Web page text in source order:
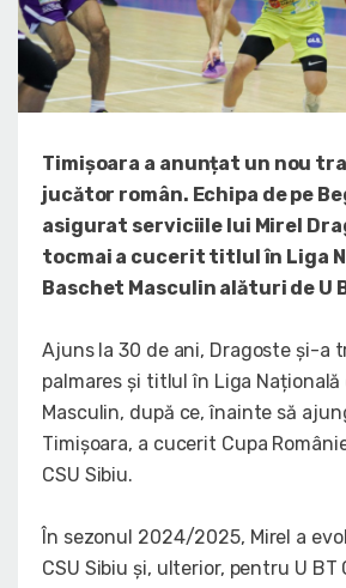
Timișoara a anunțat un nou
jucător român. Echipa de pe
asigurat serviciile lui Mirel
tocmai a cucerit titlul în Liga
Baschet Masculin alături de U
Ajuns la 30 de ani, Dragoste și-a
palmares și titlul în Liga
Masculin, după ce, înainte să
Timișoara, a cucerit Cupa
CSU Sibiu.
În sezonul 2024/2025, Mirel a
CSU Sibiu și, ulterior, pentru U BT